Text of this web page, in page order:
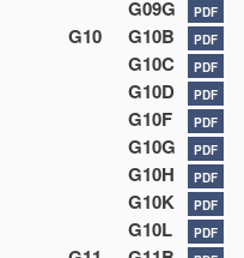
G09G PDF
G10 G10B PDF
G10C PDF
G10D PDF
G10F PDF
G10G PDF
G10H PDF
G10K PDF
G10L PDF